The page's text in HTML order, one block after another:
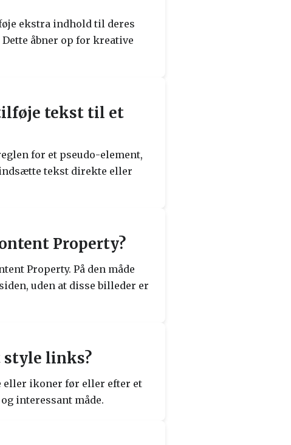
ekstra indhold til deres
åbner op for kreative
tilføje tekst til et
for et pseudo-element,
tekst direkte eller
Property?
Property. På den måde
uden at disse billeder er
style links?
eller ikoner før eller efter et
interessant måde.